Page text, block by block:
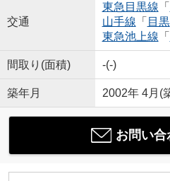
交通
東急目黒線 「
山手線 「 目黒
東急池上線 「
間取り(面積) -(-)
築年月 2002年 4月(
お問い合